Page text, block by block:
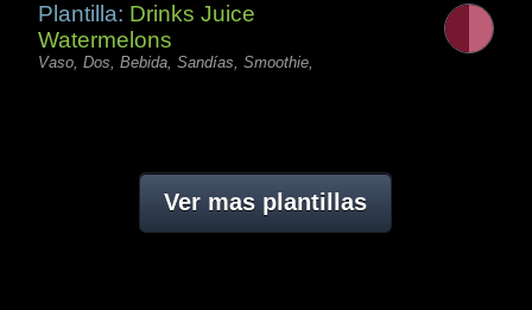
Plantilla: Drinks Juice
Watermelons
Vaso, Dos, Bebida, Sandías, Smoothie,
Ver mas plantillas